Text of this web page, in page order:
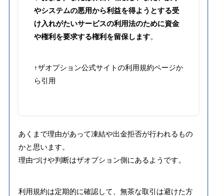
やシステムの悪用から利益を得ようとする受
け入れがたいサービスの利用法のために資金
や権利を要求する権利を留保します。
↑ザオプション公式サイトの利用規約ページか
ら引用
あくまで理由があって凍結や出金拒否が行われるもの
かと思います。
理由づけや判断はザオプション側にあるようです。
利用規約は定期的に確認して、無茶な取引は避けた方